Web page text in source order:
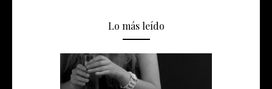
Lo más leído